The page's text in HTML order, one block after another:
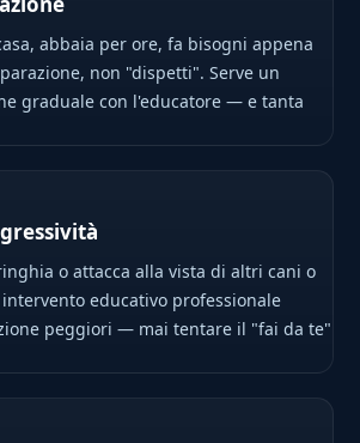
abbaia per ore, fa bisogni appena
non "dispetti". Serve un
graduale con l'educatore — e tanta
o attacca alla vista di altri cani o
educativo professionale
peggiori — mai tentare il "fai da te"